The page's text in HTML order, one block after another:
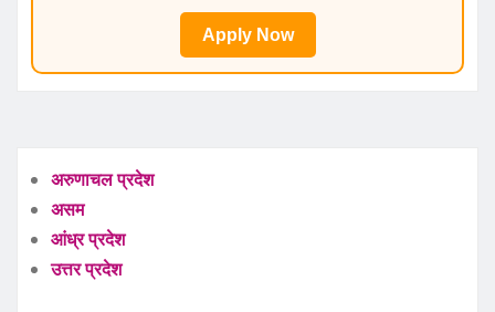
Apply Now
अरुणाचल प्रदेश
असम
आंध्र प्रदेश
उत्तर प्रदेश